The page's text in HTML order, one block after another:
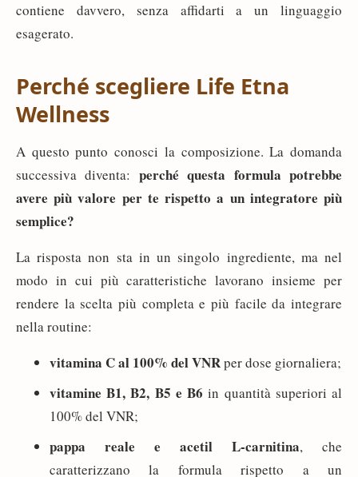
contiene davvero, senza affidarti a un linguaggio
esagerato.
Perché scegliere Life Etna
Wellness
A questo punto conosci la composizione. La domanda
successiva diventa: perché questa formula potrebbe
avere più valore per te rispetto a un integratore più
semplice?
La risposta non sta in un singolo ingrediente, ma nel
modo in cui più caratteristiche lavorano insieme per
rendere la scelta più completa e più facile da integrare
nella routine:
vitamina C al 100% del VNRper dose giornaliera;
vitamine B1, B2, B5 e B6 in quantità superiori al
100% del VNR;
pappa reale e acetil L-carnitina, che
caratterizzano la formula rispetto a un